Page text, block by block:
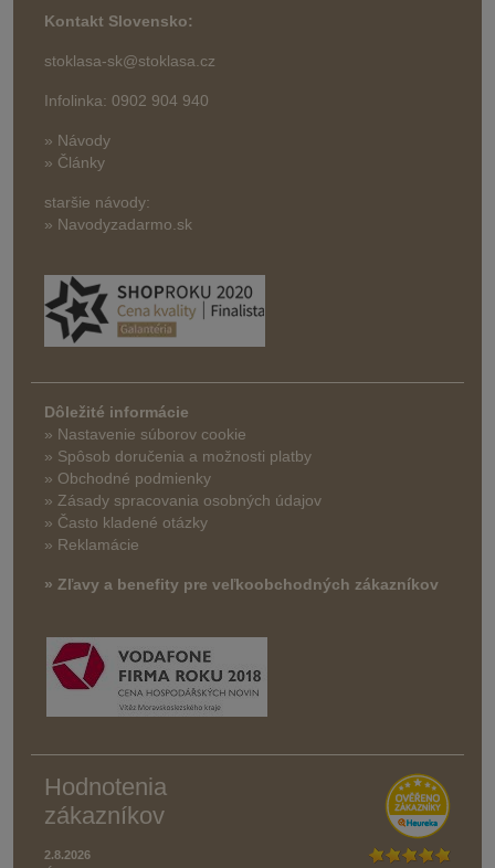
Kontakt Slovensko:
stoklasa-sk@stoklasa.cz
Infolinka: 0902 904 940
» Návody
» Články
staršie návody:
» Navodyzadarmo.sk
Dôležité informácie
» Nastavenie súborov cookie
» Spôsob doručenia a možnosti platby
» Obchodné podmienky
» Zásady spracovania osobných údajov
» Často kladené otázky
» Reklamácie
» Zľavy a benefity pre veľkoobchodných zákazníkov
Hodnotenia
zákazníkov
2.8.2026